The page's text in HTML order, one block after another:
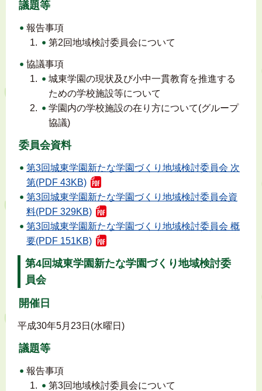
議題等
報告事項
第2回地域検討委員会について
協議事項
城東学園の現状及び小中一貫教育を推進する
ための学校施設等について
学園内の学校施設の在り方について(グループ
協議)
委員会資料
第3回城東学園新たな学園づくり地域検討委員会 次
第(PDF 43KB)
第3回城東学園新たな学園づくり地域検討委員会資
料(PDF 329KB)
第3回城東学園新たな学園づくり地域検討委員会 概
要(PDF 151KB)
第4回城東学園新たな学園づくり地域検討委
員会
開催日
平成30年5月23日(水曜日)
議題等
報告事項
第3回地域検討委員会について